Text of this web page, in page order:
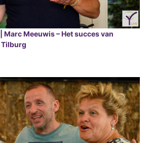
Marc Meeuwis – Het succes van